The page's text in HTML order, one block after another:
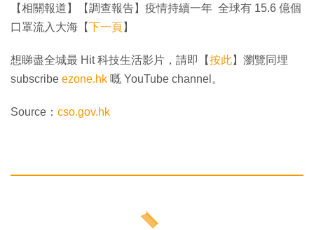
【相關報道】【調查報告】疫情持續一年 全球有 15.6 億個
口罩流入大海【下一頁】
想睇盡全城最 Hit 科技生活影片，請即【按此】瀏覽同埋
subscribe ezone.hk 嘅 YouTube channel。
Source： cso.gov.hk